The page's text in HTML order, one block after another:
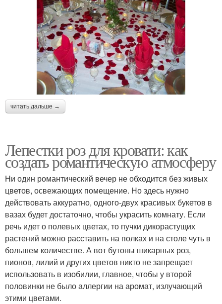
читать дальше →
Лепестки роз для кровати: как
создать романтическую атмосферу
Ни один романтический вечер не обходится без живых
цветов, освежающих помещение. Но здесь нужно
действовать аккуратно, одного-двух красивых букетов в
вазах будет достаточно, чтобы украсить комнату. Если
речь идет о полевых цветах, то пучки дикорастущих
растений можно расставить на полках и на столе чуть в
большем количестве. А вот бутоны шикарных роз,
пионов, лилий и других цветов никто не запрещает
использовать в изобилии, главное, чтобы у второй
половинки не было аллергии на аромат, излучающий
этими цветами.